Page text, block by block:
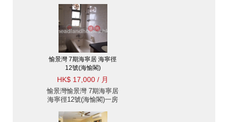
愉景灣 7期海寧居 海寧徑
12號(海愉閣)
HK$ 17,000 / 月
愉景灣愉景灣 7期海寧居
海寧徑12號(海愉閣)一房